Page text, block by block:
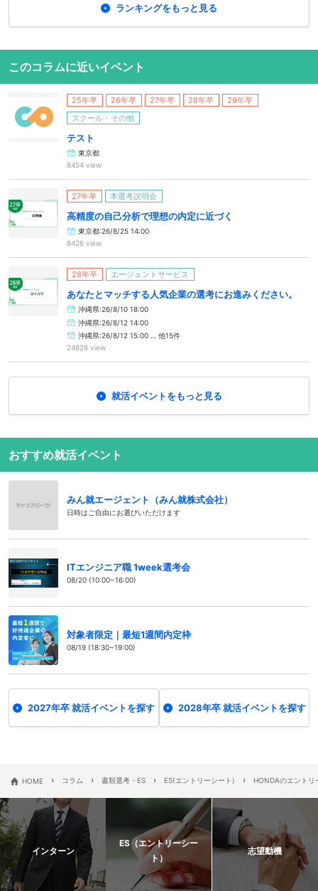
ランキングをもっと見る
このコラムに近いイベント
25年卒 26年卒 27年卒 28年卒
29年卒
スクール・その他
テスト
東京都
8454 view
27年卒 本選考説明会
高精度の自己分析で理想の内定に近づく
東京都:26/8/25 14:00
8426 view
28年卒 エージェントサービス
あなたとマッチする人気企業の選考にお進みください。
沖縄県:26/8/10 18:00
沖縄県:26/8/12 14:00
沖縄県:26/8/12 15:00 … 他15件
24828 view
就活イベントをもっと見る
おすすめ就活イベント
みん就エージェント（みん就株式会社）
日時はご自由にお選びいただけます
ITエンジニア職 1week選考会
08/20 (10:00~16:00)
対象者限定｜最短1週間内定枠
08/19 (18:30~19:00)
2027年卒 就活イベントを探す 2028年卒 就活イベントを探す
HOME › コラム › 書類選考・ES › ES(エントリーシート) › HONDAのエントリ
インターン
ES（エントリーシー
ト）
志望動機